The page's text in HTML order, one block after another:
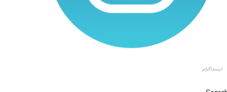
اینستاگرام